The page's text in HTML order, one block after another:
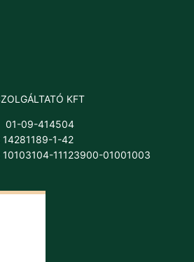
KFT
01-09-414504
1-42
10103104-11123900-01001003